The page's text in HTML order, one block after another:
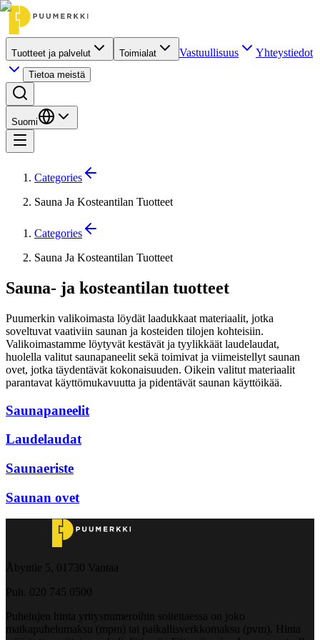
Tuotteet ja palvelut Toimialat Vastuullisuus Yhteystiedot
Tietoa meistä
Suomi
Categories
Sauna Ja Kosteantilan Tuotteet
Categories
Sauna Ja Kosteantilan Tuotteet
Sauna- ja kosteantilan tuotteet
Puumerkin valikoimasta löydät laadukkaat materiaalit, jotka
soveltuvat vaativiin saunan ja kosteiden tilojen kohteisiin.
Valikoimastamme löytyvät kestävät ja tyylikkäät laudelaudat,
huolella valitut saunapaneelit sekä toimivat ja viimeistellyt saunan
ovet, jotka täydentävät kokonaisuuden. Oikein valitut materiaalit
parantavat käyttömukavuutta ja pidentävät saunan käyttöikää.
Saunapaneelit
Laudelaudat
Saunaeriste
Saunan ovet
Åbyntie 5, 01730 Vantaa
Puh. 020 745 0500
Puhelujen hinta yritysnumeroihin soitettaessa on joko
matkapuhelumaksu (mpm) tai paikallisverkkomaksu (pvm). Hinta